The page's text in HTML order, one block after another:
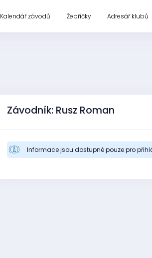
Kalendář závodů Žebříčky Adresář klubů
Závodník: Rusz Roman
Informace jsou dostupné pouze pro